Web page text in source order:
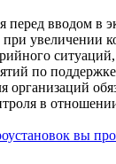
вводом в
увеличении
по
организаций
в
вы